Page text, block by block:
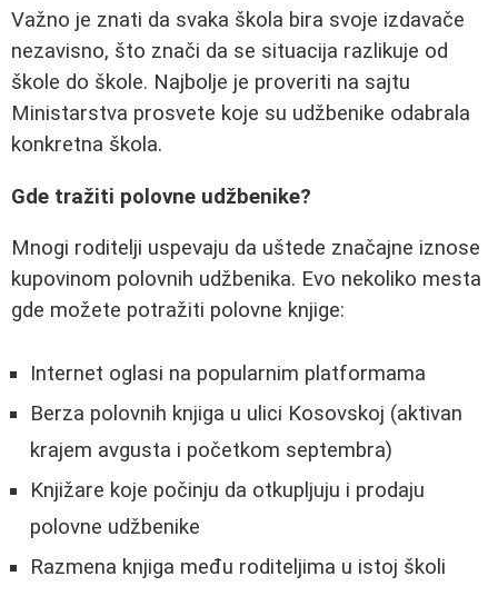
Važno je znati da svaka škola bira svoje izdavače
nezavisno, što znači da se situacija razlikuje od
škole do škole. Najbolje je proveriti na sajtu
Ministarstva prosvete koje su udžbenike odabrala
konkretna škola.
Gde tražiti polovne udžbenike?
Mnogi roditelji uspevaju da uštede značajne iznose
kupovinom polovnih udžbenika. Evo nekoliko mesta
gde možete potražiti polovne knjige:
Internet oglasi na popularnim platformama
Berza polovnih knjiga u ulici Kosovskoj (aktivan
krajem avgusta i početkom septembra)
Knjižare koje počinju da otkupljuju i prodaju
polovne udžbenike
Razmena knjiga među roditeljima u istoj školi